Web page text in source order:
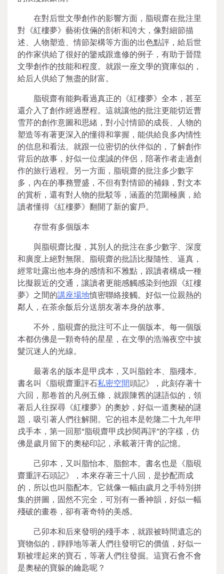
在對后世文學創作的影響方面，脂硯齋在批注里
對《紅樓夢》藝術伎倆的剖析和誇大，像對細節描
述、人物塑造、情節架構等方面的出色點評，給后世
的作家供給了很好的鑒戒跟進修的例子，有助于晉陞
文學創作的技能和程度。就跟一座文學的寶庫似的，
給后人供給了無盡的財富。
脂硯齋有能夠看過真正的《紅樓夢》全本，甚至
還介入了創作經過歷程。這就讓他的批注更能切近曹
雪芹的創作意圖和思緒，對小討情節的成長、人物的
塑造等有著更深入的懂得和掌握，能供給良多內情性
的信息和看法。就跟一位密切的伙伴似的，了解創作
背后的故事，好似一位虔誠的伴侶，陪著作者走過創
作的旅行過程。另一方面，脂硯齋的批注多少數字
多，內在的事務豐盛，不但有對情節的補錄，對文本
的賞析，還有對人物的批駁等，涵蓋的范圍極廣，給
讀者懂得《紅樓夢》翻開了新的窗戶。
存世有多個版本
與脂硯齋比擬，其別人的批注在多少數字、深度
和廣度上絕對無限。脂硯齋的批語比擬隨性、逼真，
經常吐露出他本身的感情和不雅點，跟讀者構成一種
比擬親近的交通，讓讀者更能感觸感染到他跟《紅樓
夢》之間的講座場地慎密聯絡接觸。好似一位親熱的
鄰人，在茶余飯后分送朋友著本身的故事。
不外，脂硯齋的批注可不止一個版本。每一個版
本都仿佛是一顆奇特的星星，在文學的浩瀚夜空中披
髮沉迷人的光線。
最著名的版本是甲戌本，又叫脂銓本、脂殘本。
書名叫《脂硯齋重評石私密空間頭記》，此刻存著十
六回，那卷首的凡例五條，就跟陳舊的謎語似的，領
著后人往探尋《紅樓夢》的奧妙，好似一道奧秘的謎
題，吸引著人們往解開。它的祖本是乾隆二十九年甲
戌手本，第一回那“脂硯齋甲戌抄閱再評”的字樣，仿
佛是歲月留下的奧秘印記，承載著汗青的記憶。
己卯本，又叫脂怡本、脂館本。書名也是《脂硯
齋重評石頭記》，本來存著三十八回，是抄配而成
的，所以也叫脂配本。它就像一幅由歲月之手特別拼
集的拼圖，固然不完全，可別有一番神韻，好似一幅
殘破的畫卷，卻有著奇特的美感。
己卯本和后來發明的殘手本，就跟被時間遺忘的
寶物似的，靜靜地等著人們往發明它的價值，好似一
顆被埋起來的寶石，等著人們往發掘。這寶石會不會
是奧秘的寶躲的鑰匙呢？